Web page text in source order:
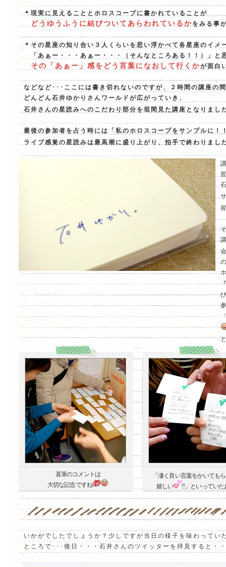
＊現実に見えることとホロスコープに書かれていることが
どうゆうふうに結びついてあらわれているかをみる事
＊その星座の知り合い３人くらいを思い浮かべて各星座のイメ
「あぁー・・・あぁー・・・（そんなところある！！）」と
その「あぁー」感をどう言葉になおして行くかが面白
などなど･･･ここには書き切れないのですが、２時間の講座の
どんどん石井ゆかりさんワールドが広がっていき、
石井さんの星読みへのこだわり部分を垣間見た講座となりまし
最後の参加者を占う時には「私のホロスコープをサンプルに！
ライブ感覚の星読みは最高潮に盛り上がり、拍手で終わりまし
直筆のコメントは
大切な記念ですね
「凄く良い言葉をかいても
嬉しい
!!」といっていた
いかがでしたでしょうか？少しですが当日の様子を味わってい
ところで･･･後日・・・石井さんのツイッターを拝見すると・